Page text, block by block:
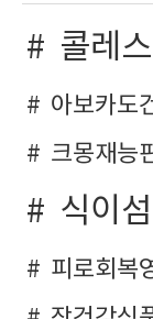
콜레
아보카도
크몽재능
식이
피로회복